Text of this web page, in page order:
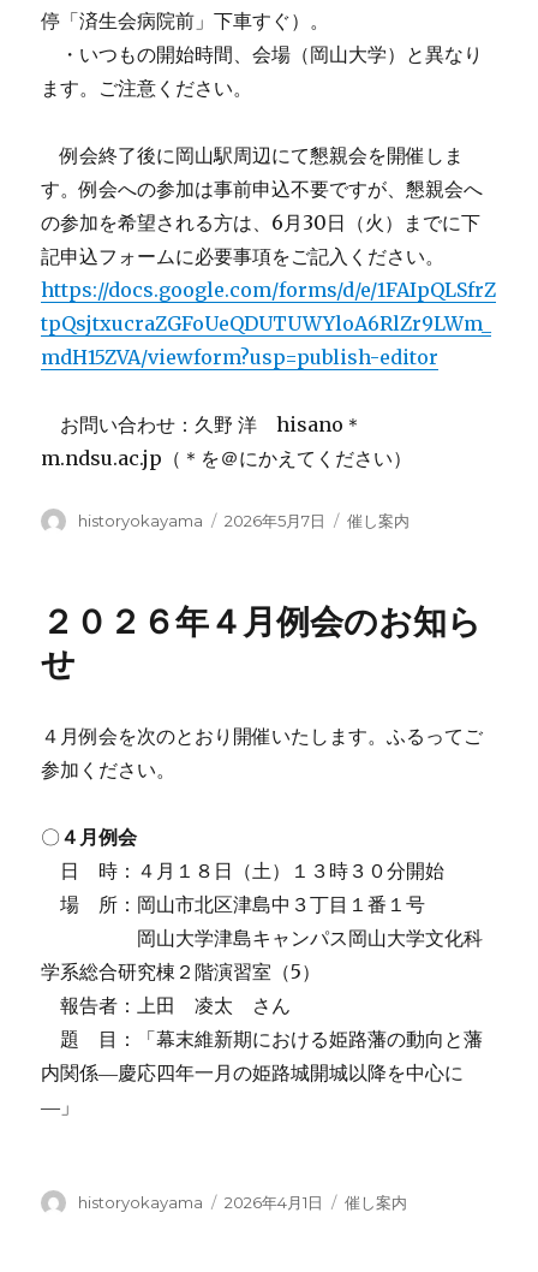
停「済生会病院前」下車すぐ）。
・いつもの開始時間、会場（岡山大学）と異なり
ます。ご注意ください。
例会終了後に岡山駅周辺にて懇親会を開催しま
す。例会への参加は事前申込不要ですが、懇親会へ
の参加を希望される方は、6月30日（火）までに下
記申込フォームに必要事項をご記入ください。
https://docs.google.com/forms/d/e/1FAIpQLSfrZ
tpQsjtxucraZGFoUeQDUTUWYloA6RlZr9LWm_
mdH15ZVA/viewform?usp=publish-editor
お問い合わせ：久野 洋 hisano＊
m.ndsu.ac.jp（＊を＠にかえてください）
投
historyokayama
投
2026年5月7日
カ
ー
催し案内
２０２６年４月例会のお知ら
せ
４月例会を次のとおり開催いたします。ふるってご
参加ください。
〇 ４月例会
日 時：４月１８日（土）１３時３０分開始
場 所：岡山市北区津島中３丁目１番１号
岡山大学津島キャンパス岡山大学文化科
学系総合研究棟２階演習室（5）
報告者：上田 凌太 さん
題 目：「幕末維新期における姫路藩の動向と藩
内関係―慶応四年一月の姫路城開城以降を中心に
―」
投
historyokayama
投
2026年4月1日
カ
催し案内